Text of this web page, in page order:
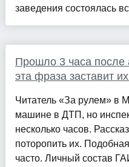
заведения состоялась
Прошло 3 часа
эта фраза заставит
Читатель «За рулем» в
машине в ДТП, но
несколько часов.
поторопить их.
часто. Личный состав